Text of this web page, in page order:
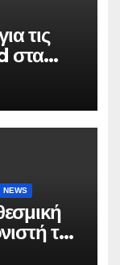
τις
στα
NEWS
του